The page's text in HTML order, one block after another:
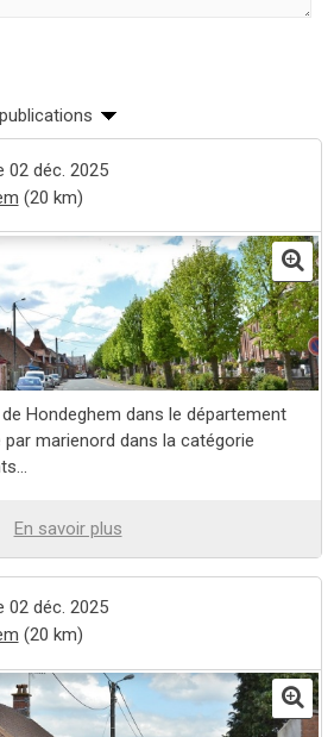
02 déc. 2025
(20 km)
Hondeghem dans le département
marienord dans la catégorie
En savoir plus
02 déc. 2025
(20 km)